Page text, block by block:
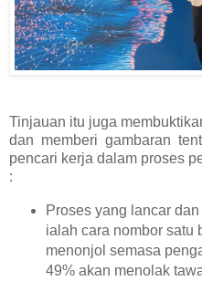
Tinjauan itu juga
dan memberi gambaran
pencari kerja dalam proses
:
Proses yang lancar
ialah cara nombor satu
menonjol semasa
49% akan menolak